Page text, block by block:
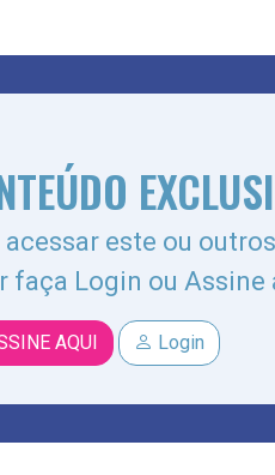
acessar este ou
faça Login ou Assine
AQUI Login